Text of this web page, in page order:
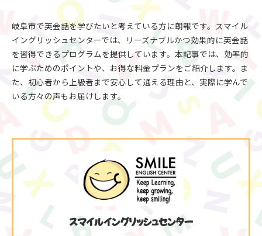
岐阜市で英会話を学びたいと考えている方に朗報です。スマイル
イングリッシュセンターでは、リーズナブルかつ効果的に英会話
を習得できるプログラムを提供しています。本記事では、効率的
に学ぶためのポイントや、お得な料金プランをご紹介します。ま
た、初心者から上級者まで安心して通える理由と、実際に学んで
いる方々の声もお届けします。
スマイルイングリッシュセンター